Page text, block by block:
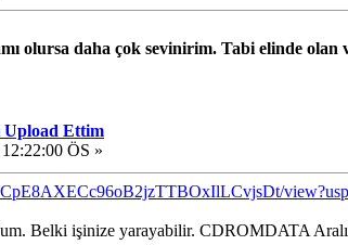
olursa daha çok sevinirim. Tabi elinde olan
Ettim
ÖS »
Belki işinize yarayabilir. CDROMDATA